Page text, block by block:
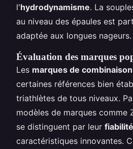
l'hydrodynamisme. La
au niveau des épaules est
adaptée aux longues nageurs.
Évaluation des marques
Les marques de
certaines références bien
triathlètes de tous niveaux.
modèles de marques comme
se distinguent par leur fiabilité
caractéristiques innovantes.